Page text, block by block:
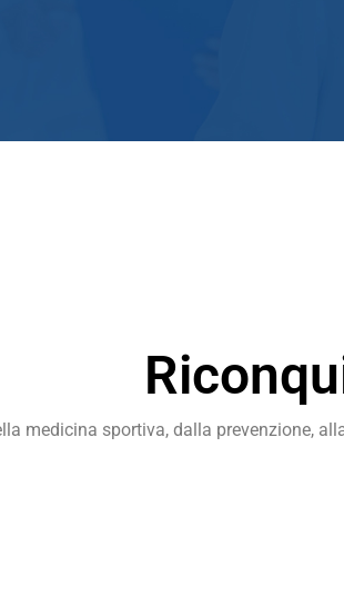
medicina sportiva, dalla prevenzione,